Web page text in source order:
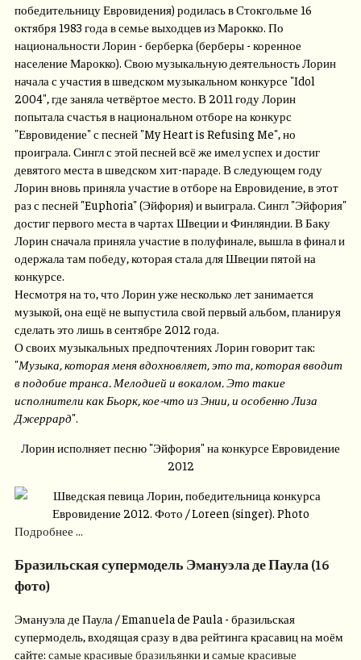
победительницу Евровидения) родилась в Стокгольме 16
октября 1983 года в семье выходцев из Марокко. По
национальности Лорин - берберка (берберы - коренное
население Марокко). Свою музыкальную деятельность Лорин
начала с участия в шведском музыкальном конкурсе "Idol
2004", где заняла четвёртое место. В 2011 году Лорин
попытала счастья в национальном отборе на конкурс
"Евровидение" с песней "My Heart is Refusing Me", но
проиграла. Сингл с этой песней всё же имел успех и достиг
девятого места в шведском хит-параде. В следующем году
Лорин вновь приняла участие в отборе на Евровидение, в этот
раз с песней "Euphoria" (Эйфория) и выиграла. Сингл "Эйфория"
достиг первого места в чартах Швеции и Финляндии. В Баку
Лорин сначала приняла участие в полуфинале, вышла в финал и
одержала там победу, которая стала для Швеции пятой на
конкурсе.
Несмотря на то, что Лорин уже несколько лет занимается
музыкой, она ещё не выпустила свой первый альбом, планируя
сделать это лишь в сентябре 2012 года.
О своих музыкальных предпочтениях Лорин говорит так:
"Музыка, которая меня вдохновляет, это та, которая вводит
в подобие транса. Мелодией и вокалом. Это такие
исполнители как Бьорк, кое-что из Энии, и особенно Лиза
Джеррард".
Лорин исполняет песню "Эйфория" на конкурсе Евровидение
2012
Подробнее ...
Бразильская супермодель Эмануэла де Паула (16
фото)
Эмануэла де Паула / Emanuela de Paula - бразильская
супермодель, входящая сразу в два рейтинга красавиц на моём
сайте: самые красивые бразильянкиисамые красивые